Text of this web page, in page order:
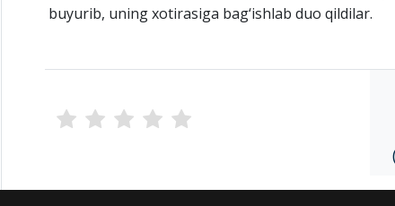
buyurib, uning xotirasiga bag‘ishlab duo qildilar.